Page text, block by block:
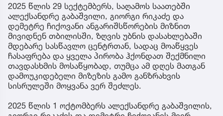
2025 წლის 29 სექტემბერს, საღამოს საათებში
ალექსანდრე გაბაშვილი, გიორგი რიკაძე და
დემეტრე ჩიქოვანი ანგარიშსწორების მიზნით
მივიდნენ თბილისში, ზღვის უბნის დასახლებაში
მდებარე სასწავლო ცენტრთან, სადაც მოაწყვეს
ჩასაფრება და ყველა პირობა ჰქონდათ შექმნილი
თავდასხმის მოსაწყობად, თუმცა ამ დღეს მათგან
დამოუკიდებელი მიზეზის გამო განზრახვის
სისრულეში მოყვანა ვერ შეძლეს.
2025 წლის 1 ოქტომბერს ალექსანდრე გაბაშვილის,